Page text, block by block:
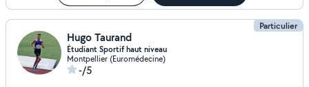
Particulier
Hugo Taurand
Étudiant Sportif haut niveau
Montpellier (Euromédecine)
-/5